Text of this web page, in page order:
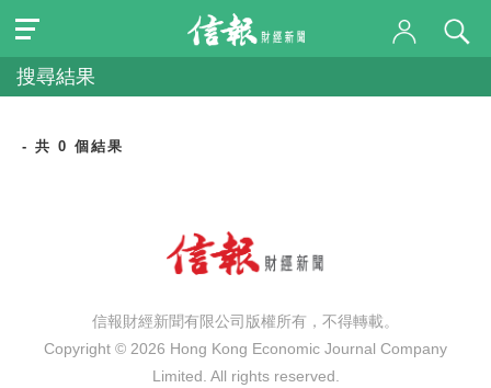
搜尋結果
- 共 0 個結果
信報財經新聞有限公司版權所有，不得轉載。
Copyright © 2026 Hong Kong Economic Journal Company
Limited. All rights reserved.